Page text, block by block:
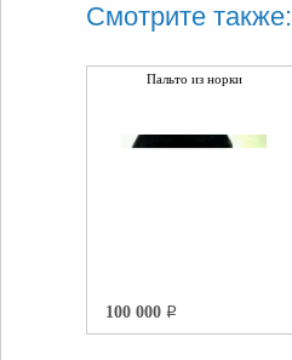
Смотрите также:
Пальто из норки
100 000 q